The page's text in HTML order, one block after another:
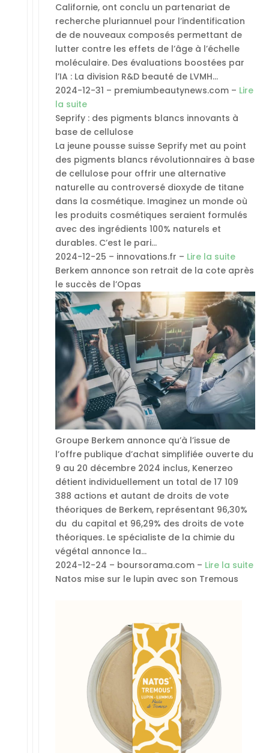
Californie, ont conclu un partenariat de
recherche pluriannuel pour l’indentification
de de nouveaux composés permettant de
lutter contre les effets de l’âge à l’échelle
moléculaire. Des évaluations boostées par
l’IA : La division R&D beauté de LVMH…
2024-12-31 – premiumbeautynews.com – Lire
la suite
Seprify : des pigments blancs innovants à
base de cellulose
La jeune pousse suisse Seprify met au point
des pigments blancs révolutionnaires à base
de cellulose pour offrir une alternative
naturelle au controversé dioxyde de titane
dans la cosmétique. Imaginez un monde où
les produits cosmétiques seraient formulés
avec des ingrédients 100% naturels et
durables. C’est le pari…
2024-12-25 – innovations.fr – Lire la suite
Berkem annonce son retrait de la cote après
le succès de l’Opas
Groupe Berkem annonce qu’à l’issue de
l’offre publique d’achat simplifiée ouverte du
9 au 20 décembre 2024 inclus, Kenerzeo
détient individuellement un total de 17 109
388 actions et autant de droits de vote
théoriques de Berkem, représentant 96,30%
du du capital et 96,29% des droits de vote
théoriques. Le spécialiste de la chimie du
végétal annonce la…
2024-12-24 – boursorama.com – Lire la suite
Natos mise sur le lupin avec son Tremous